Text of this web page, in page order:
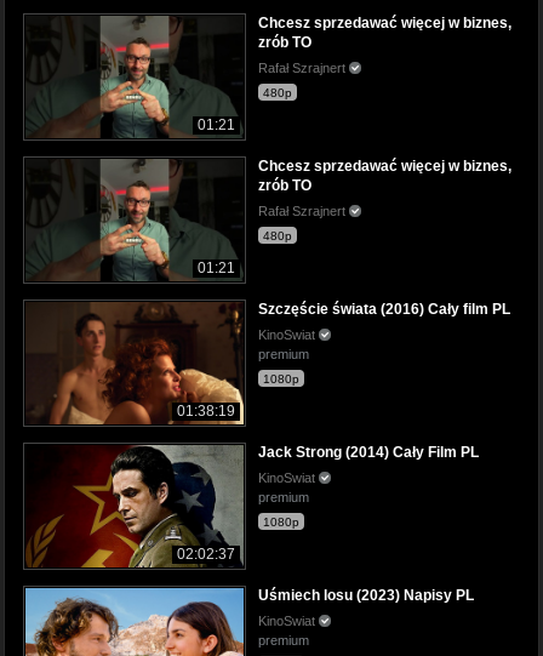
01:21
Chcesz sprzedawać więcej w biznes,
zrób TO
Rafał Szrajnert
480p
01:21
Chcesz sprzedawać więcej w biznes,
zrób TO
Rafał Szrajnert
480p
01:38:19
Szczęście świata (2016) Cały film PL
KinoSwiat
premium
1080p
02:02:37
Jack Strong (2014) Cały Film PL
KinoSwiat
premium
1080p
Uśmiech losu (2023) Napisy PL
KinoSwiat
premium